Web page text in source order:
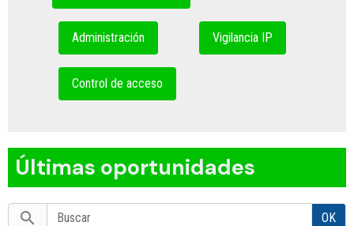
Administración Vigilancia IP
Control de acceso
Últimas oportunidades
OK